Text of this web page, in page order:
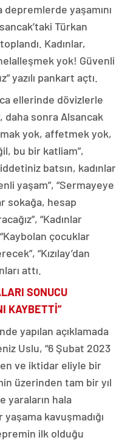
yaşamını
Türkan
Kadınlar,
yok! Güvenli
yazılı pankart açtı.
ellerinde dövizlerle
daha sonra Alsancak
yok, affetmek yok,
bu bir katliam”,
batsın, kadınlar
yaşam”, “Sermayeye
sokağa, hesap
“Kadınlar
çocuklar
“Kızılay’dan
attı.
SONUCU
KAYBETTİ”
yapılan açıklamada
Uslu, “6 Şubat 2023
ve iktidar eliyle bir
üzerinden tam bir yıl
yaraların hala
yaşama kavuşmadığı
ilk olduğu